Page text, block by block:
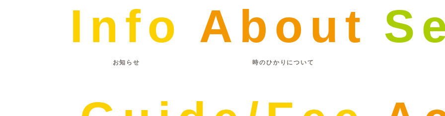
Info
お知らせ
About
時のひかりについて